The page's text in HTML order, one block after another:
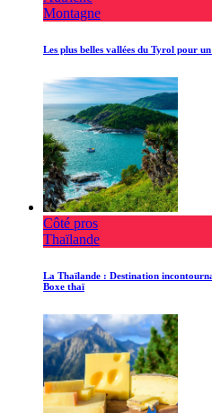
Montagne
Les plus belles vallées du Tyrol pour
Côté pros
Thaïlande
La Thaïlande : Destination
Boxe thaï